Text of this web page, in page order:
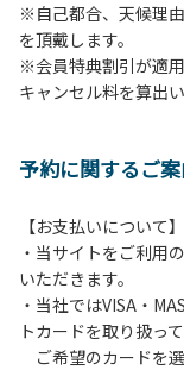
・電源は各サイト
発電機等は使用で
・キャンプサイト
・場内での制限速
用）はお止めくださ
自己管理責任とさ
※自己都合、天候理
を頂戴します。
※会員特典割引が適
キャンセル料を算出い
予約に関するご
【お支払いについて】
・当サイトをご利用
いただきます。
・当社ではVISA・
トカードを取り扱って
ご希望のカードを